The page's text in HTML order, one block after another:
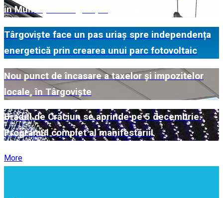
în Municipiul Târgoviște
Târgoviște face un pas uriaș spre independența
energetică prin crearea unui parc fotovoltaic
Nou punct de încasare a taxelor și impozitelor
locale, în Târgoviște
Bradul de Crăciun se aprinde pe 5 decembrie.
Programul complet al manifestării!
More